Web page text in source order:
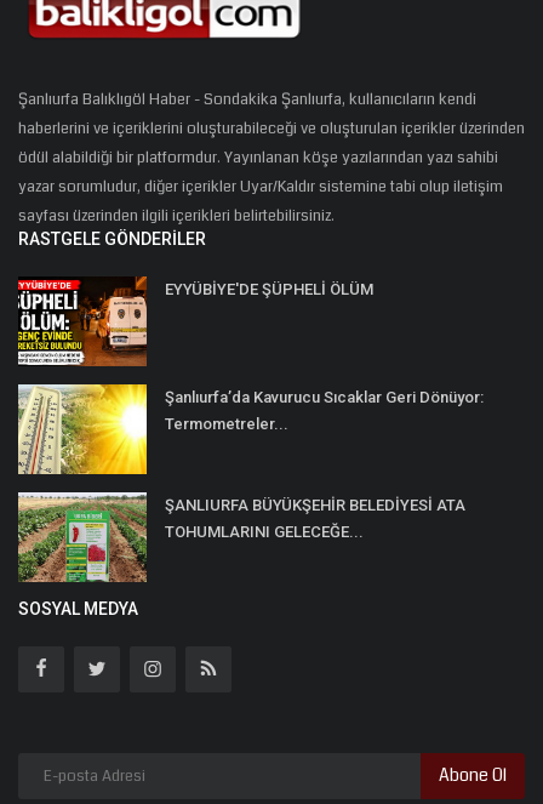
Şanlıurfa Balıklıgöl Haber - Sondakika Şanlıurfa, kullanıcıların kendi
haberlerini ve içeriklerini oluşturabileceği ve oluşturulan içerikler üzerinden
ödül alabildiği bir platformdur. Yayınlanan köşe yazılarından yazı sahibi
yazar sorumludur, diğer içerikler Uyar/Kaldır sistemine tabi olup iletişim
sayfası üzerinden ilgili içerikleri belirtebilirsiniz.
RASTGELE GÖNDERILER
EYYÜBİYE'DE ŞÜPHELİ ÖLÜM
Şanlıurfa’da Kavurucu Sıcaklar Geri Dönüyor:
Termometreler...
ŞANLIURFA BÜYÜKŞEHİR BELEDİYESİ ATA
TOHUMLARINI GELECEĞE...
SOSYAL MEDYA
Abone Ol